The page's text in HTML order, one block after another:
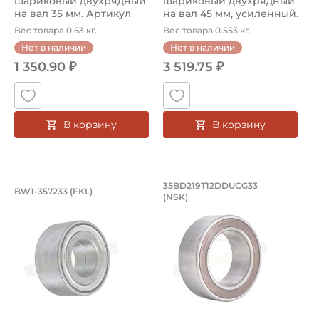
на вал 35 мм. Артикул
DAC35...
Вес товара 0.63 кг.
Нет в наличии
1 350.90 ₽
В корзину
на вал 45 мм, усиленный.
Ар...
Вес товара 0.553 кг.
Нет в наличии
3 519.75 ₽
В корзину
Подшипник 35х72,043х33 мм,
Подшипник BW1-357233 FKL, усиленный. Подшипник
BW1-357233 (FKL) Подшипник
Подшипник кондиционера
35BD219T12DDUCG33
(NSK)